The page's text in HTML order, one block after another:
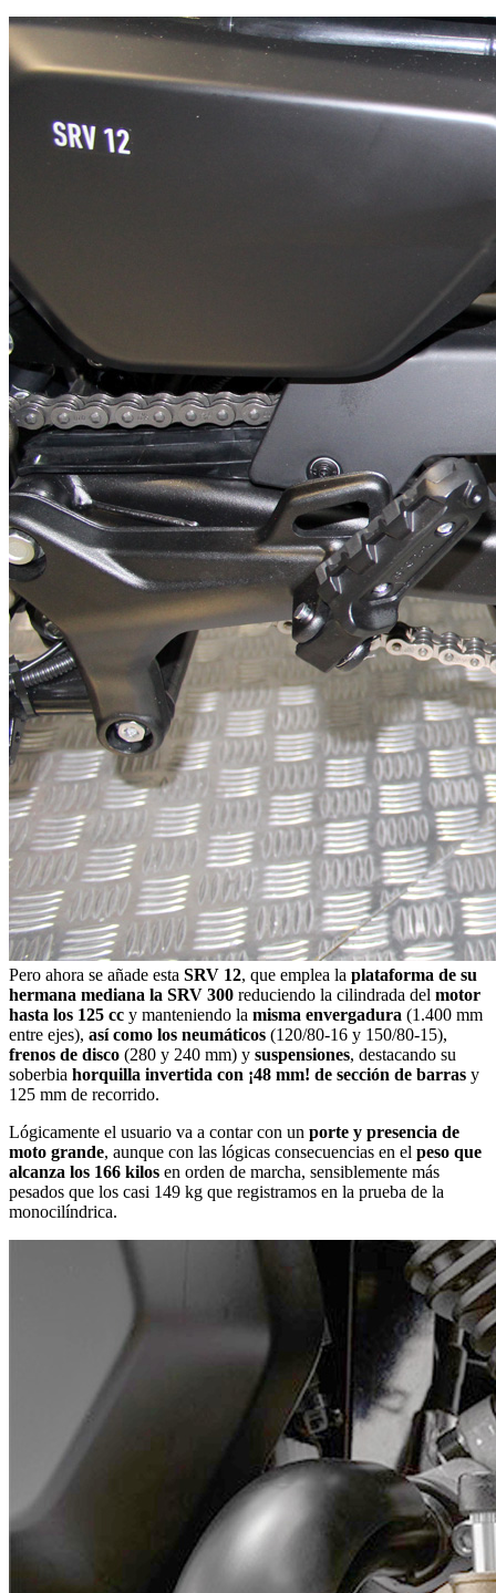
Pero ahora se añade esta SRV 12, que emplea la plataforma de su
hermana mediana la SRV 300 reduciendo la cilindrada del motor
hasta los 125 cc y manteniendo la misma envergadura (1.400 mm
entre ejes), así como los neumáticos (120/80-16 y 150/80-15),
frenos de disco (280 y 240 mm) y suspensiones, destacando su
soberbia horquilla invertida con ¡48 mm! de sección de barras y
125 mm de recorrido.
Lógicamente el usuario va a contar con un porte y presencia de
moto grande, aunque con las lógicas consecuencias en el peso que
alcanza los 166 kilos en orden de marcha, sensiblemente más
pesados que los casi 149 kg que registramos en la prueba de la
monocilíndrica.